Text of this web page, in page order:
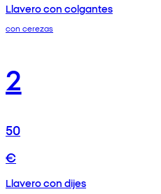
Llavero con colgantes
con cerezas
2
50
€
Llavero con dijes